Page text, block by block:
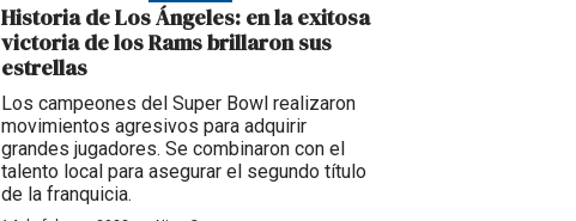
Historia de Los Ángeles: en la exitosa
victoria de los Rams brillaron sus
estrellas
Los campeones del Super Bowl realizaron
movimientos agresivos para adquirir
grandes jugadores. Se combinaron con el
talento local para asegurar el segundo título
de la franquicia.